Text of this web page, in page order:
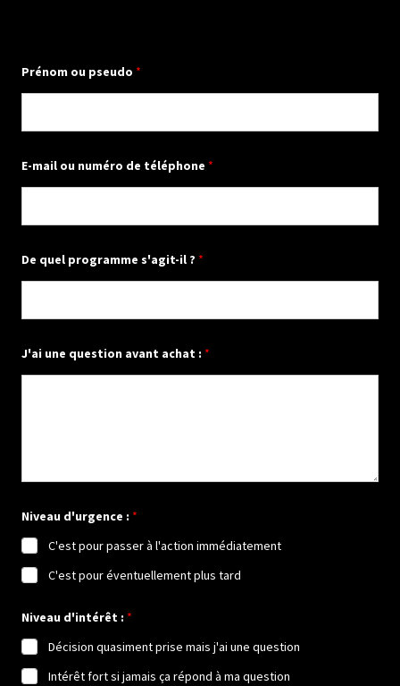
Prénom ou pseudo *
E-mail ou numéro de téléphone *
De quel programme s'agit-il ? *
J'ai une question avant achat : *
Niveau d'urgence : *
C'est pour passer à l'action immédiatement
C'est pour éventuellement plus tard
*
u
Niveau d'intérêt : *
Décision quasiment prise mais j'ai une question
Intérêt fort si jamais ça répond à ma question